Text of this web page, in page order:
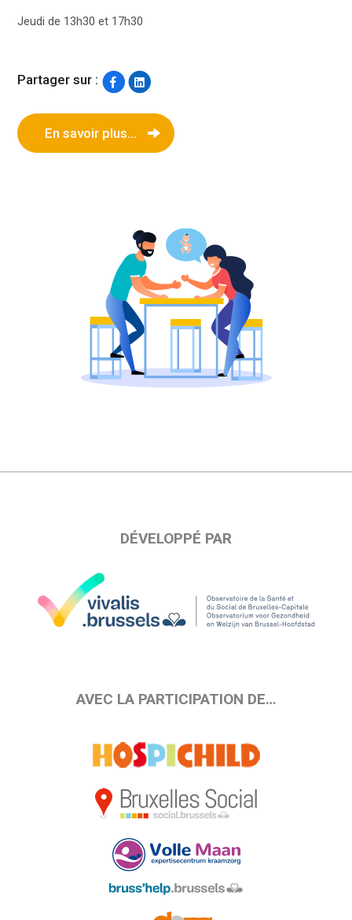
Jeudi de 13h30 et 17h30
Partager sur :
En savoir plus...
DÉVELOPPÉ PAR
AVEC LA PARTICIPATION DE…